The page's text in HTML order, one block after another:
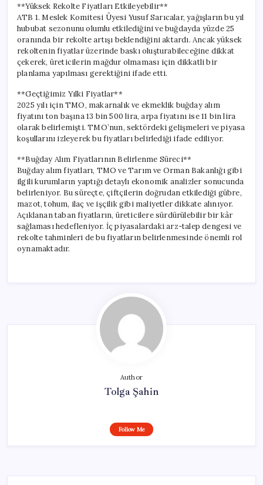
**Yüksek Rekolte Fiyatları Etkileyebilir**
ATB 1. Meslek Komitesi Üyesi Yusuf Sarıcalar, yağışların bu yıl
hububat sezonunu olumlu etkilediğini ve buğdayda yüzde 25
oranında bir rekolte artışı beklendiğini aktardı. Ancak yüksek
rekoltenin fiyatlar üzerinde baskı oluşturabileceğine dikkat
çekerek, üreticilerin mağdur olmaması için dikkatli bir
planlama yapılması gerektiğini ifade etti.
**Geçtiğimiz Yılki Fiyatlar**
2025 yılı için TMO, makarnalık ve ekmeklik buğday alım
fiyatını ton başına 13 bin 500 lira, arpa fiyatını ise 11 bin lira
olarak belirlemişti. TMO’nun, sektördeki gelişmeleri ve piyasa
koşullarını izleyerek bu fiyatları belirlediği ifade ediliyor.
**Buğday Alım Fiyatlarının Belirlenme Süreci**
Buğday alım fiyatları, TMO ve Tarım ve Orman Bakanlığı gibi
ilgili kurumların yaptığı detaylı ekonomik analizler sonucunda
belirleniyor. Bu süreçte, çiftçilerin doğrudan etkilediği gübre,
mazot, tohum, ilaç ve işçilik gibi maliyetler dikkate alınıyor.
Açıklanan taban fiyatların, üreticilere sürdürülebilir bir kâr
sağlaması hedefleniyor. İç piyasalardaki arz-talep dengesi ve
rekolte tahminleri de bu fiyatların belirlenmesinde önemli rol
oynamaktadır.
Author
Tolga Şahin
Follow Me